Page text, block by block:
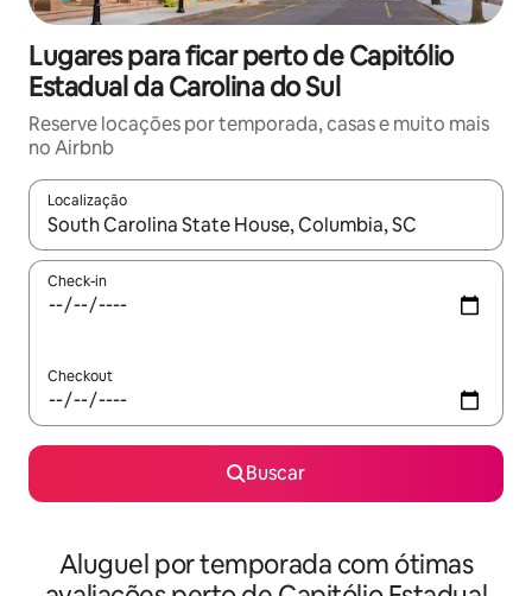
Lugares para ficar perto de Capitólio
Estadual da Carolina do Sul
Reserve locações por temporada, casas e muito mais
no Airbnb
Localização
Quando os resultados estiverem disponíveis, explore-os
Check-in
Checkout
Buscar
Aluguel por temporada com ótimas